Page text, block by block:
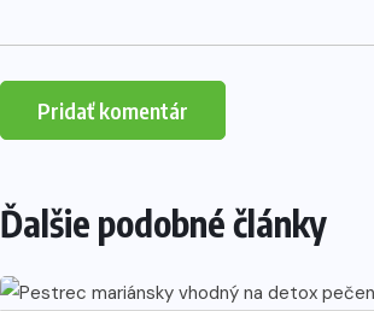
Ďalšie podobné články